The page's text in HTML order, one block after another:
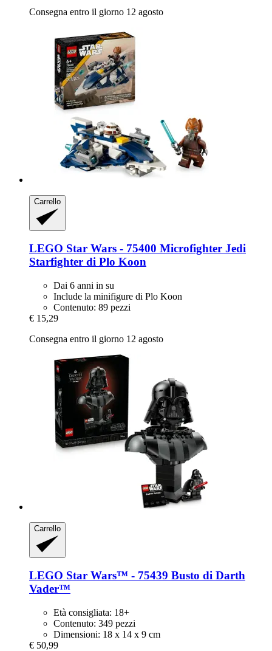
Consegna entro il giorno 12 agosto
Carrello
LEGO Star Wars -​ 75400 Microfighter Jedi
Starfighter di Plo Koon
Dai 6 anni in su
Include la minifigure di Plo Koon
Contenuto: 89 pezzi
€ 15,29
Consegna entro il giorno 12 agosto
Carrello
LEGO Star Wars™ -​ 75439 Busto di Darth
Vader™
Età consigliata: 18+
Contenuto: 349 pezzi
Dimensioni: 18 x 14 x 9 cm
€ 50,99